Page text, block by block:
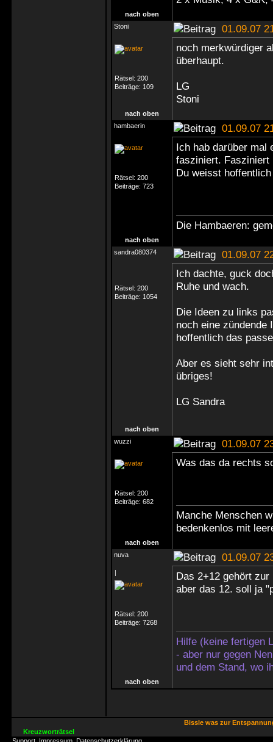
nach oben
Stoni
01.09.07
Rätsel: 200
Beiträge: 109
noch merkwürdiger
überhaupt.
LG
Stoni
nach oben
hambaerin
01.09.07
Rätsel: 200
Beiträge: 723
Ich hab darüber mal
fasziniert.
Du weisst
Die Hambaeren:
nach oben
sandra080374
01.09.07
Rätsel: 200
Beiträge: 1054
Ich dachte, guck
Ruhe und wach.
Die Ideen zu links
noch eine zündende
hoffentlich das
Aber es sieht sehr
übriges!
LG Sandra
nach oben
wuzzi
01.09.07
Rätsel: 200
Beiträge: 682
Was das da rechts
Manche Menschen
bedenkenlos mit
nach oben
nuva
01.09.07
|
Rätsel: 200
Beiträge: 7268
Das 2+12 gehört
aber das 12. soll ja
Hilfe (keine fertigen
- aber nur gegen
und dem Stand, wo
nach oben
Bissle was zur
Kreuzworträtsel